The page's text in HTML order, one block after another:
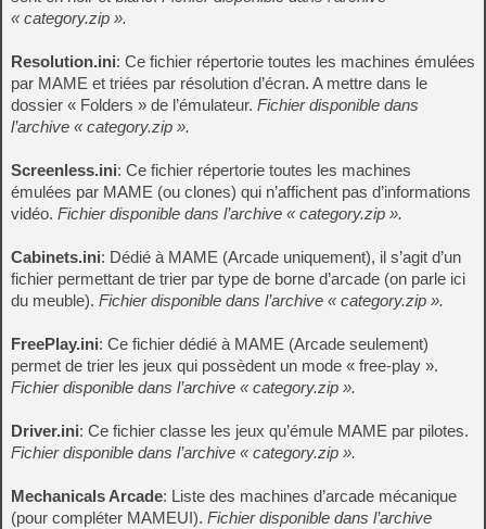
« category.zip ».
Resolution.ini: Ce fichier répertorie toutes les machines émulées
par MAME et triées par résolution d’écran. A mettre dans le
dossier « Folders » de l’émulateur. Fichier disponible dans
l’archive « category.zip ».
Screenless.ini: Ce fichier répertorie toutes les machines
émulées par MAME (ou clones) qui n’affichent pas d’informations
vidéo. Fichier disponible dans l’archive « category.zip ».
Cabinets.ini: Dédié à MAME (Arcade uniquement), il s’agit d’un
fichier permettant de trier par type de borne d’arcade (on parle ici
du meuble). Fichier disponible dans l’archive « category.zip ».
FreePlay.ini: Ce fichier dédié à MAME (Arcade seulement)
permet de trier les jeux qui possèdent un mode « free-play ».
Fichier disponible dans l’archive « category.zip ».
Driver.ini: Ce fichier classe les jeux qu’émule MAME par pilotes.
Fichier disponible dans l’archive « category.zip ».
Mechanicals Arcade: Liste des machines d’arcade mécanique
(pour compléter MAMEUI). Fichier disponible dans l’archive